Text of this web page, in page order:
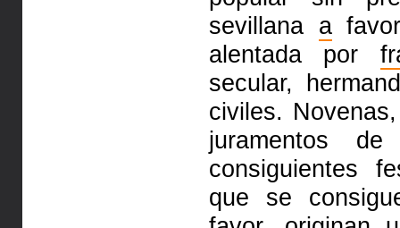
sevillana a
alentada por
secular,
civiles.
juramentos
consiguientes
que se